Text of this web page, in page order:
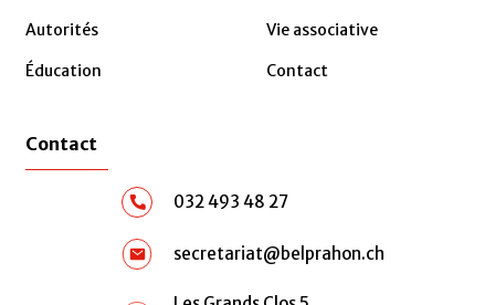
Autorités
Éducation
Vie associative
Contact
Contact
032 493 48 27
secretariat@belprahon.ch